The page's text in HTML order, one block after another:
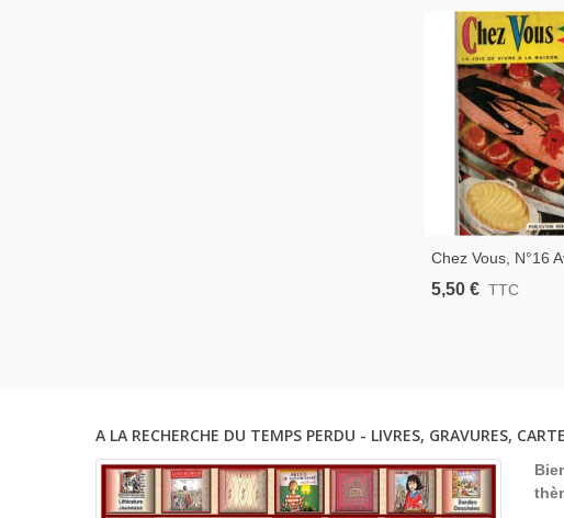
Chez Vous, N°16
Recettes De
5,50 € TTC
A LA RECHERCHE DU TEMPS PERDU - LIVRES, GRAVURES,